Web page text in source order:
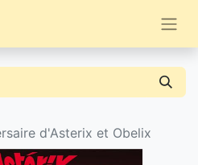
d'Asterix et Obelix